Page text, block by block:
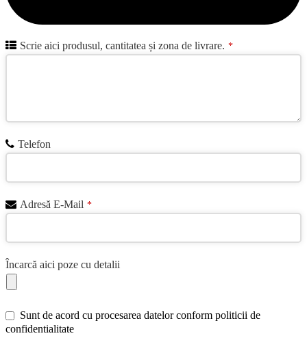
Scrie aici produsul, cantitatea și zona de livrare. *
Telefon
Adresă E-Mail *
Încarcă aici poze cu detalii
Sunt de acord cu procesarea datelor conform politicii de
confidentialitate